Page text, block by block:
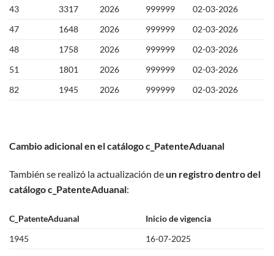
43
3317 2026 999999
02-03-2026
47
1648 2026 999999
02-03-2026
48
1758 2026 999999
02-03-2026
51
1801 2026 999999
02-03-2026
82
1945 2026 999999 02-03-2026
Cambio adicional en el catálogo c_PatenteAduanal
También se realizó la actualización deun registro dentro del
catálogo c_PatenteAduanal:
C_PatenteAduanal
Inicio de vigencia
1945
16-07-2025